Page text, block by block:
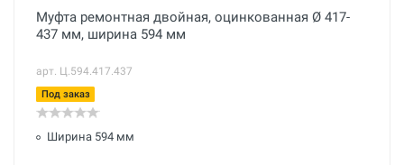
Муфта ремонтная двойная, оцинкованная Ø 417-
437 мм, ширина 594 мм
арт. Ц.594.417.437
Под заказ
Ширина 594 мм